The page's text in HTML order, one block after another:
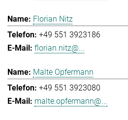
Florian Nitz
+49 551 3923186
florian.nitz@...
Malte Opfermann
+49 551 3923080
malte.opfermann@...